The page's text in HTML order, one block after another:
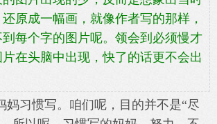
原成一幅画，就像作者写的那样，
到每个字的图片呢。领会到必须慢才
在头脑中出现，快了的话更不会出
习惯写。咱们呢，目的并不是“尽